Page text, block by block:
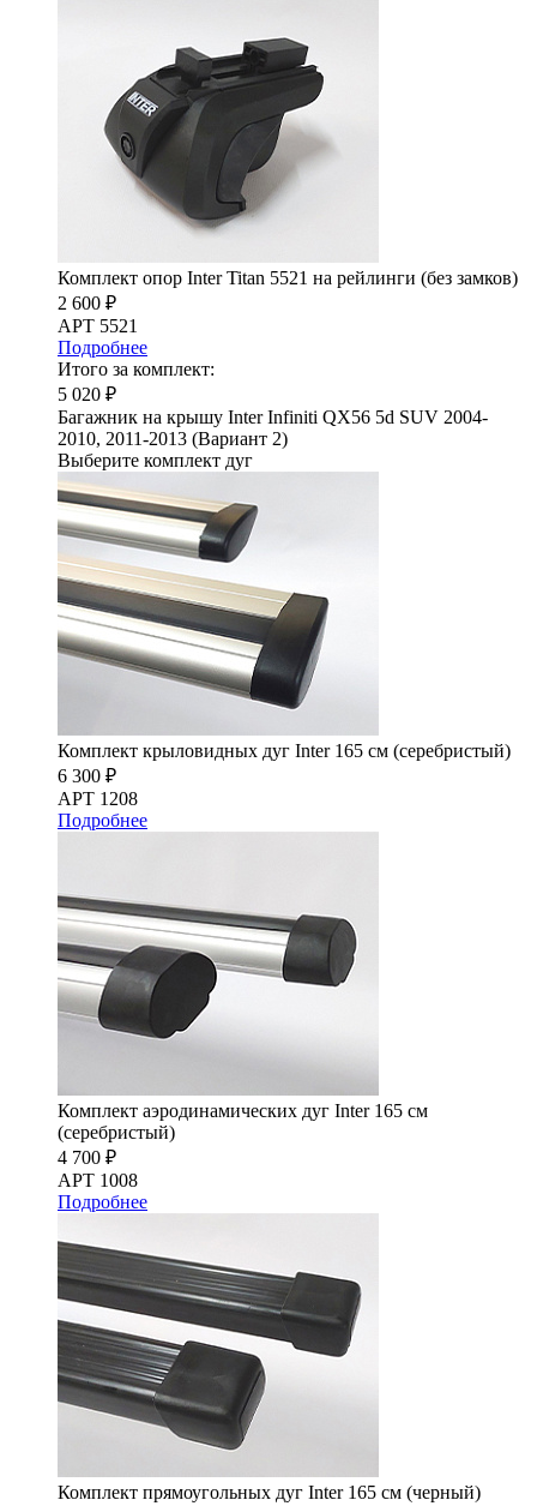
Комплект опор Inter Titan 5521 на рейлинги (без замков)
2 600 ₽
АРТ 5521
Подробнее
Итого за комплект:
5 020 ₽
Багажник на крышу Inter Infiniti QX56 5d SUV 2004-
2010, 2011-2013 (Вариант 2)
Выберите комплект дуг
Комплект крыловидных дуг Inter 165 см (серебристый)
6 300 ₽
АРТ 1208
Подробнее
Комплект аэродинамических дуг Inter 165 см
(серебристый)
4 700 ₽
АРТ 1008
Подробнее
Комплект прямоугольных дуг Inter 165 см (черный)